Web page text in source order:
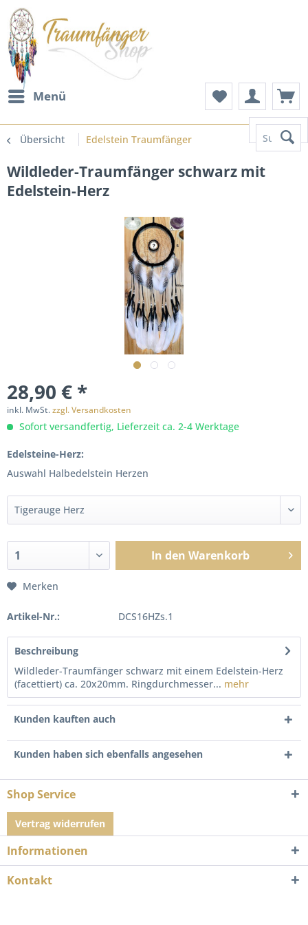
Menü
Suchen
Übersicht Edelstein Traumfänger
Wildleder-Traumfänger schwarz mit
Edelstein-Herz
28,90 € *
inkl. MwSt.zzgl. Versandkosten
Sofort versandfertig, Lieferzeit ca. 2-4 Werktage
Edelsteine-Herz:
Auswahl Halbedelstein Herzen
In den Warenkorb
Merken
Artikel-Nr.: DCS16HZs.1
Beschreibung
Wildleder-Traumfänger schwarz mit einem Edelstein-Herz
(facettiert) ca. 20x20mm. Ringdurchmesser... mehr
Kunden kauften auch
Kunden haben sich ebenfalls angesehen
Shop Service
Vertrag widerrufen
Informationen
Kontakt